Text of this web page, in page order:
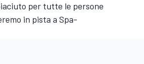
per tutte le persone
in pista a Spa-